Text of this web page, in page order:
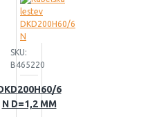
SKU:
B465220
6
N D=1,2 MM